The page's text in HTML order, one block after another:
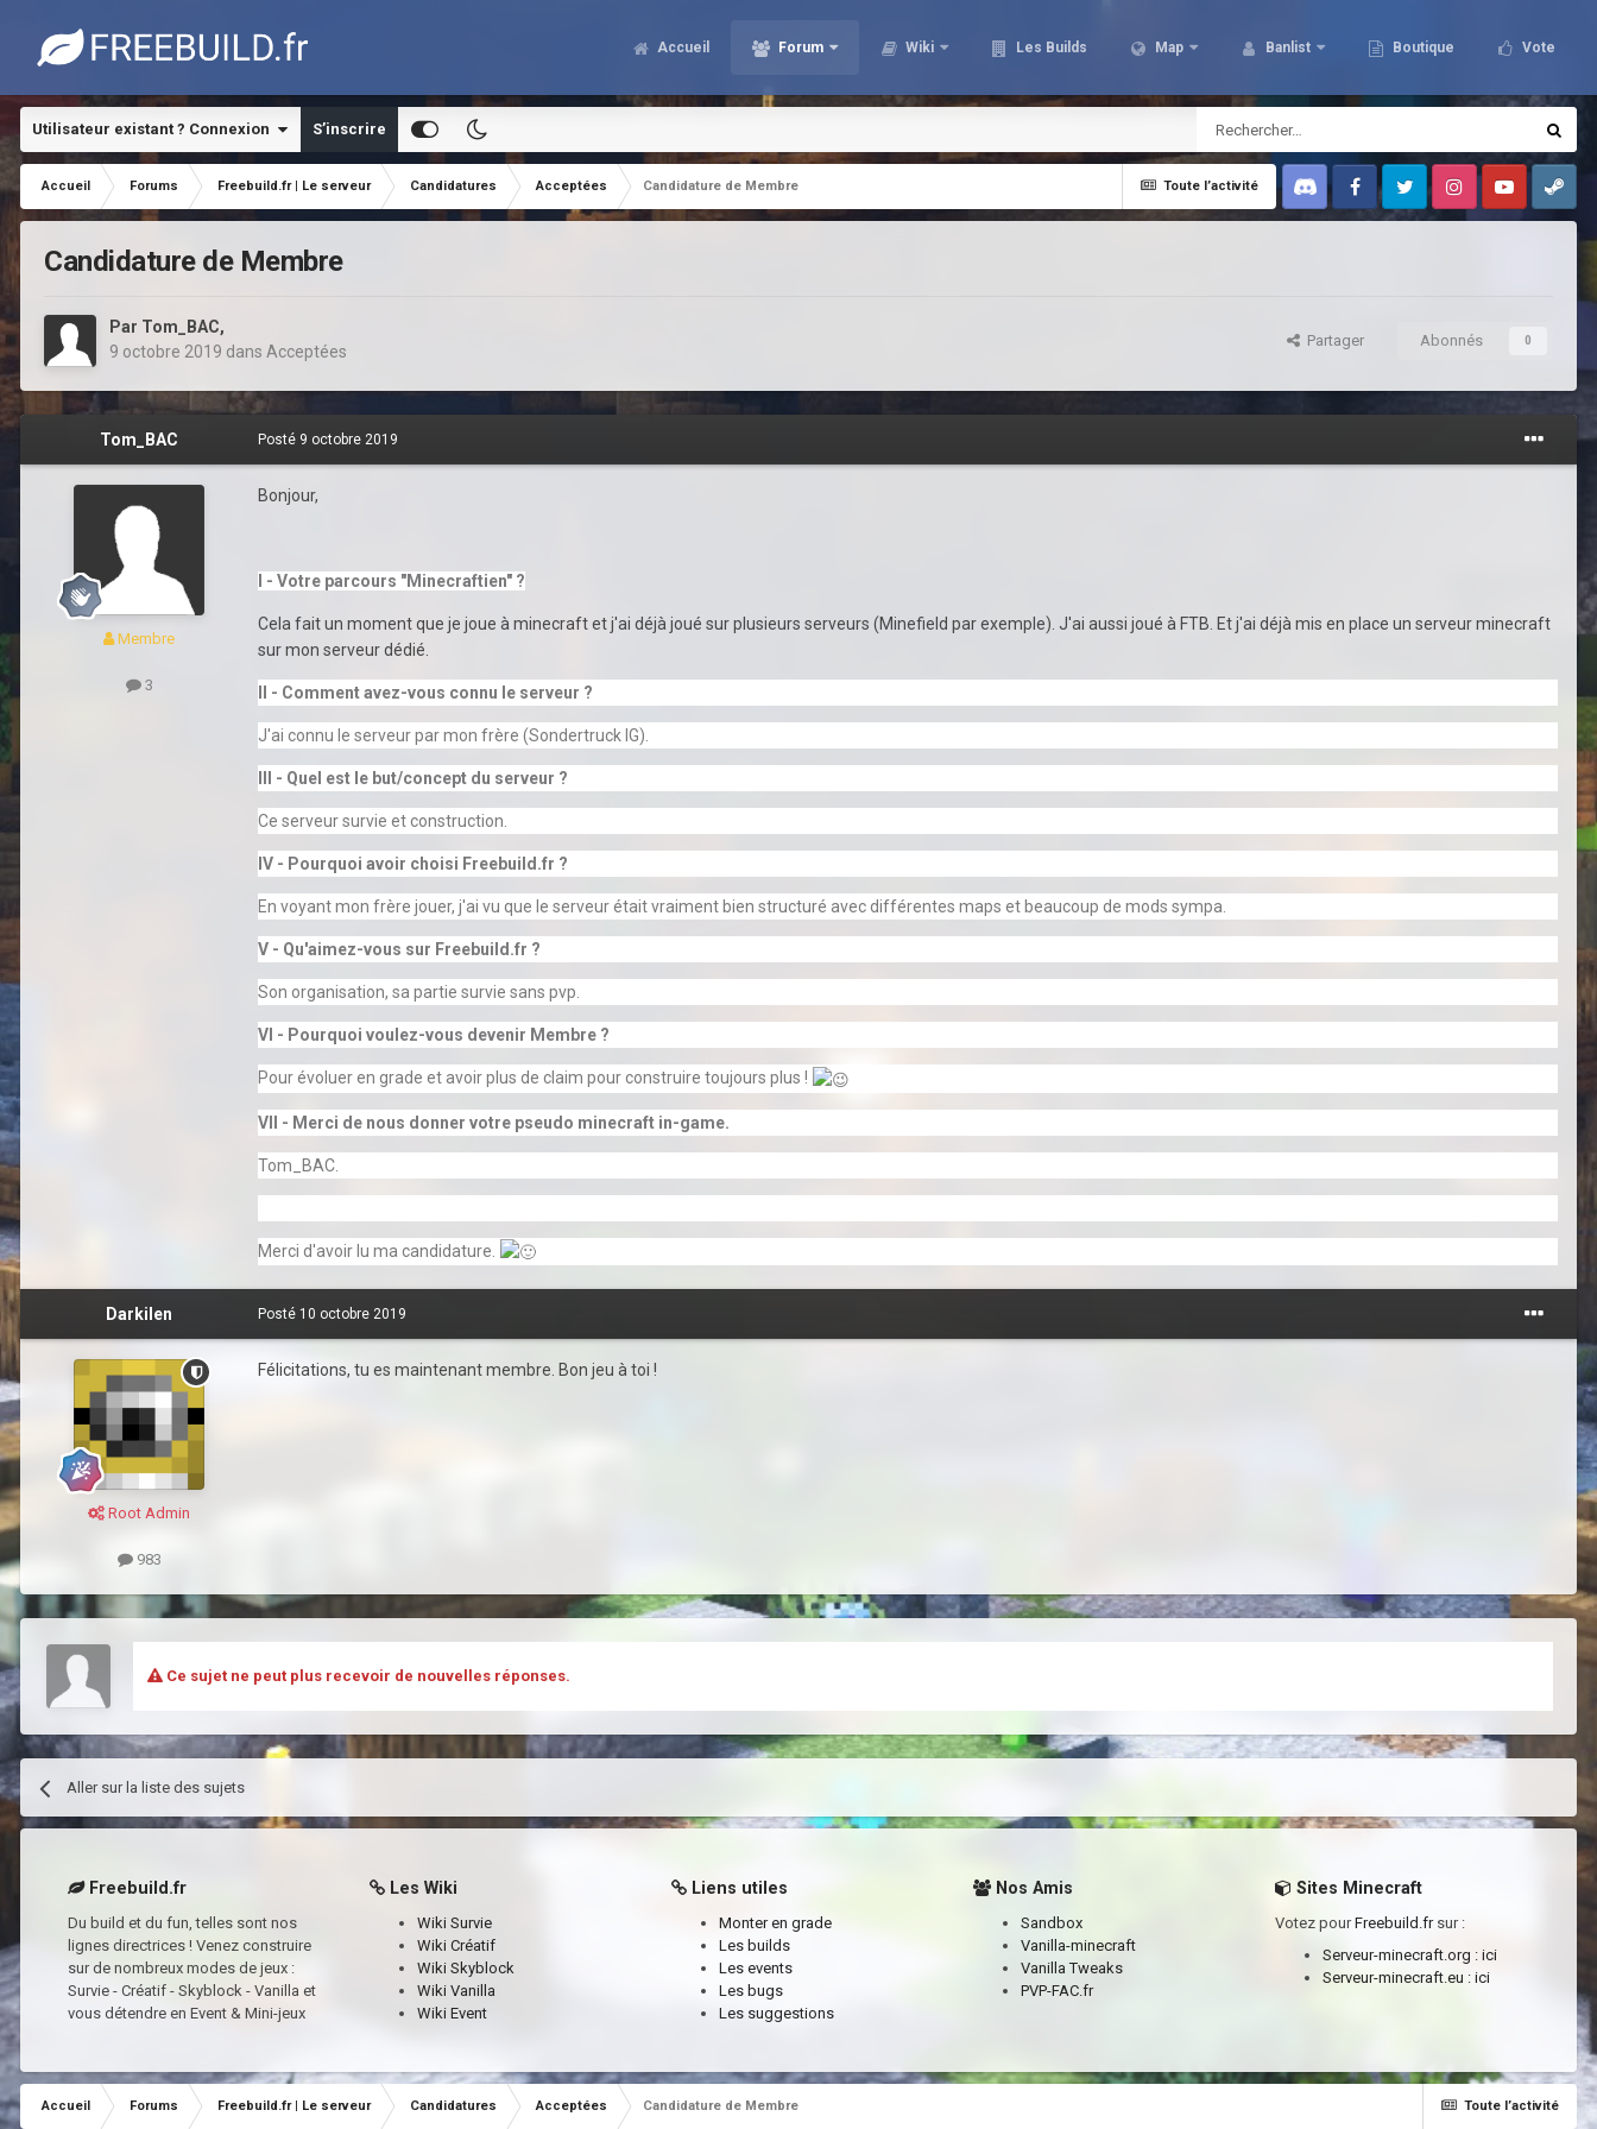
Accueil Forum Wiki Les Builds Map Banlist Boutique Vote
Utilisateur existant ? Connexion S’inscrire
Toute l’activité
Accueil Forums Freebuild.fr | Le serveur Candidatures Acceptées
Candidature de Membre
Discord FacebookTwitter InstagramYoutubeSteam
Candidature de Membre
Par Tom_BAC,
9 octobre 2019 dans Acceptées
Partager Abonnés 0
Tom_BAC
Membre
3
Posté 9 octobre 2019
Bonjour,
I - Votre parcours "Minecraftien" ?
Cela fait un moment que je joue à minecraft et j'ai déjà joué sur plusieurs serveurs (Minefield par exemple). J'ai aussi joué à FTB. Et j'ai déjà mis en place un serveur minecraft
sur mon serveur dédié.
II - Comment avez-vous connu le serveur ?
J'ai connu le serveur par mon frère (Sondertruck IG).
III - Quel est le but/concept du serveur ?
Ce serveur survie et construction.
IV - Pourquoi avoir choisi Freebuild.fr ?
En voyant mon frère jouer, j'ai vu que le serveur était vraiment bien structuré avec différentes maps et beaucoup de mods sympa.
V - Qu'aimez-vous sur Freebuild.fr ?
Son organisation, sa partie survie sans pvp.
VI - Pourquoi voulez-vous devenir Membre ?
Pour évoluer en grade et avoir plus de claim pour construire toujours plus !
VII - Merci de nous donner votre pseudo minecraft in-game.
Tom_BAC.
Merci d'avoir lu ma candidature.
Darkilen
Root Admin
983
Posté 10 octobre 2019
Félicitations, tu es maintenant membre. Bon jeu à toi !
Ce sujet ne peut plus recevoir de nouvelles réponses.
Aller sur la liste des sujets
Freebuild.fr
Du build et du fun, telles sont nos
lignes directrices ! Venez construire
sur de nombreux modes de jeux :
Survie - Créatif - Skyblock - Vanilla et
vous détendre en Event & Mini-jeux
Les Wiki
Wiki Survie
Wiki Créatif
Wiki Skyblock
Wiki Vanilla
Wiki Event
Liens utiles
Monter en grade
Les builds
Les events
Les bugs
Les suggestions
Nos Amis
Sandbox
Vanilla-minecraft
Vanilla Tweaks
PVP-FAC.fr
Sites Minecraft
Votez pourFreebuild.frsur :
Serveur-minecraft.org : ici
Serveur-minecraft.eu : ici
Toute l’activité
Accueil Forums Freebuild.fr | Le serveur Candidatures Acceptées Candidature de Membre